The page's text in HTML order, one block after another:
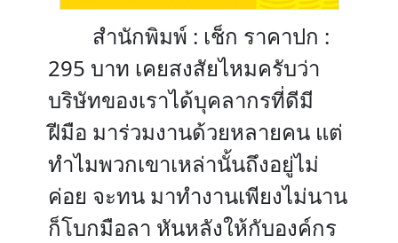
สำนักพิมพ์ : เช็ก ราคาปก :
295 บาท เคยสงสัยไหมครับว่า
บริษัทของเราได้บุคลากรที่ดีมี
ฝีมือ มาร่วมงานด้วยหลายคน แต่
ทําไมพวกเขาเหล่านั้นถึงอยู่ไม่
ค่อย จะทน มาทํางานเพียงไม่นาน
ก็โบกมือลา หันหลังให้กับองค์กร